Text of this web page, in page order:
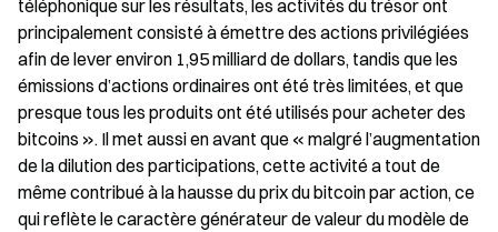
téléphonique sur les résultats, les activités du trésor ont
principalement consisté à émettre des actions privilégiées
afin de lever environ 1,95 milliard de dollars, tandis que les
émissions d’actions ordinaires ont été très limitées, et que
presque tous les produits ont été utilisés pour acheter des
bitcoins ». Il met aussi en avant que « malgré l’augmentation
de la dilution des participations, cette activité a tout de
même contribué à la hausse du prix du bitcoin par action, ce
qui reflète le caractère générateur de valeur du modèle de